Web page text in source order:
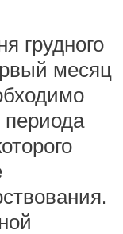
грудного
месяц
периода